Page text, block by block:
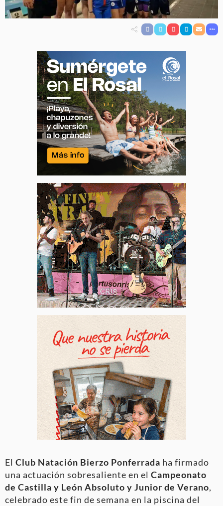
El Club Natación Bierzo Ponferrada ha firmado
una actuación sobresaliente en el Campeonato
de Castilla y León Absoluto y Junior de Verano,
celebrado este fin de semana en la piscina del